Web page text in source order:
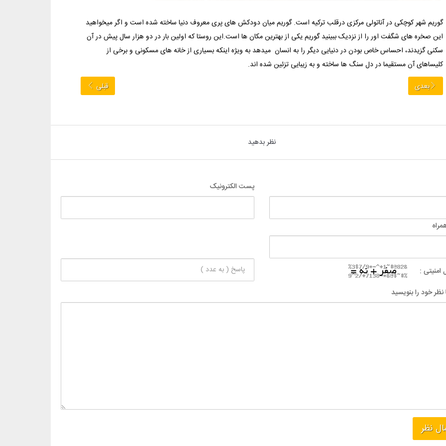
گوریم شهر کوچکی در آناتولی مرکزی درقلب ترکیه است. گوریم میان دودکش های پری معروف دنیا ساخته شده است و اگر میخواهید
این صخره های شگفت اور را از نزدیک ببینید گوریم یکی از بهترین مکان ها است.این روستا که اولین بار در دو هزار سال پیش در آن
سکنی گزیدند، احساس خاص بودن در دنیایی دیگر را به انسان میدهد به ویژه اینکه بسیاری از خانه های مسکونی و برخی از
کلیساهای آن مستقیما در دل سنگ ها ساخته و به زیبایی تزئین شده اند.
بعدی
قبلی
نظر بدهید
پست الکترونیک
امنیتی :
خود را بنویسید